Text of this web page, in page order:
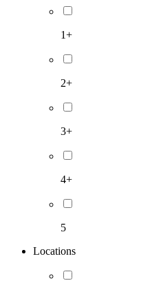
1+
2+
3+
4+
5
Locations